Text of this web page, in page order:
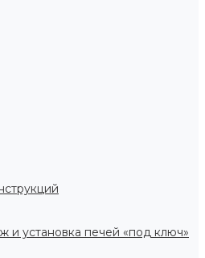
и установка печей «под ключ»